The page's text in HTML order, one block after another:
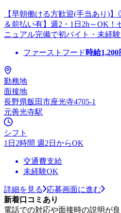
【早朝働ける方歓迎(手当あり)
＆前払い有】週2・1日2h～OK
ニュアル完備で初バイト・未経
ファーストフード 時給1,200
勤務地
面接地
長野県飯田市座光寺4705-1
元善光寺駅
シフト
1日2時間 週2日からOK
交通費支給
未経験OK
詳細を見る
応募画面に進む
新着口コミあり
電話での対応や面接時の説明が